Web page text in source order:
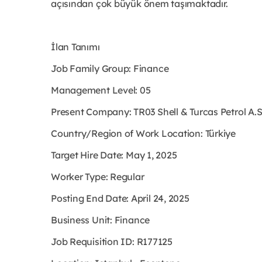
açısından çok büyük önem taşımaktadır.
İlan Tanımı
Job Family Group: Finance
Management Level: 05
Present Company: TR03 Shell & Turcas Petrol A.S
Country/Region of Work Location: Türkiye
Target Hire Date: May 1, 2025
Worker Type: Regular
Posting End Date: April 24, 2025
Business Unit: Finance
Job Requisition ID: R177125